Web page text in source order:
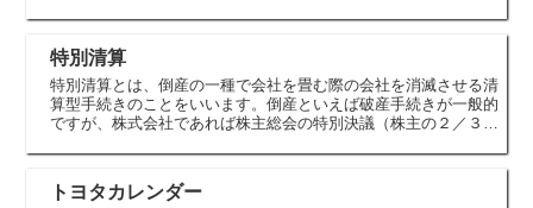
が必要な...
特別清算
特別清算とは、倒産の一種で会社を畳む際の会社を消滅させる清
算型手続きのことをいいます。倒産といえば破産手続きが一般的
ですが、株式会社であれば株主総会の特別決議（株主の２／３以
ができま...
トヨタカレンダー